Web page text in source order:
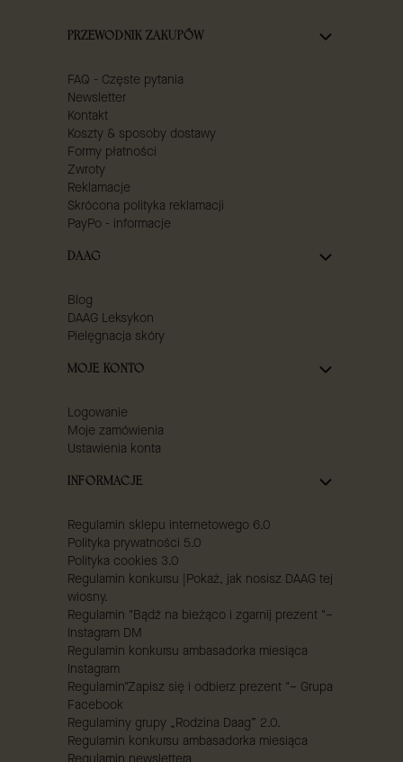
Linki w stopce
PRZEWODNIK ZAKUPÓW
FAQ - Częste pytania
Newsletter
Kontakt
Koszty & sposoby dostawy
Formy płatności
Zwroty
Reklamacje
Skrócona polityka reklamacji
PayPo - informacje
DAAG
Blog
DAAG Leksykon
Pielęgnacja skóry
MOJE KONTO
Logowanie
Moje zamówienia
Ustawienia konta
INFORMACJE
Regulamin sklepu internetowego 6.0
Polityka prywatności 5.0
Polityka cookies 3.0
Regulamin konkursu |Pokaż, jak nosisz DAAG tej
wiosny.
Regulamin "Bądź na bieżąco i zgarnij prezent "–
Instagram DM
Regulamin konkursu ambasadorka miesiąca
Instagram
Regulamin"Zapisz się i odbierz prezent "– Grupa
Facebook
Regulaminy grupy „Rodzina Daag” 2.0.
Regulamin konkursu ambasadorka miesiąca